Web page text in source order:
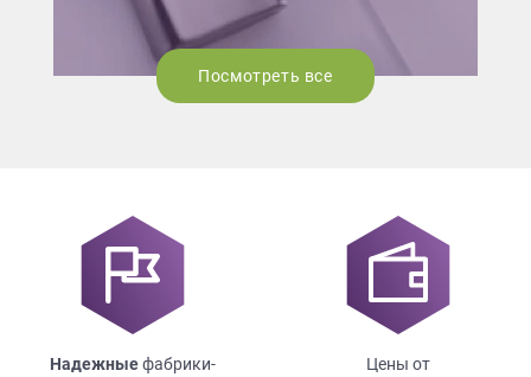
Посмотреть все
Надежныефабрики-
Цены от